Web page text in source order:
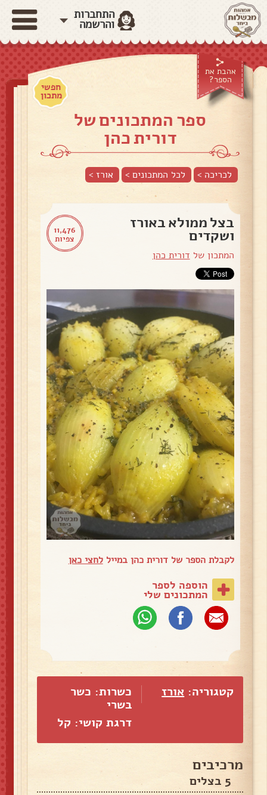
התחברות
והרשמה
אהבת את
הספר?
חפשי
מתכון
ספר המתכונים של
דורית כהן
לכריכה > לכל המתכונים > אורז >
11,476
צפיות
בצל ממולא באורז
ושקדים
המתכון של דורית כהן
לקבלת הספר של דורית כהן במייללחצי כאן
הוספה לספר
המתכונים שלי
קטגוריה: אורז
כשרות: כשר
בשרי
דרגת קושי: קל
מרכיבים
5 בצלים